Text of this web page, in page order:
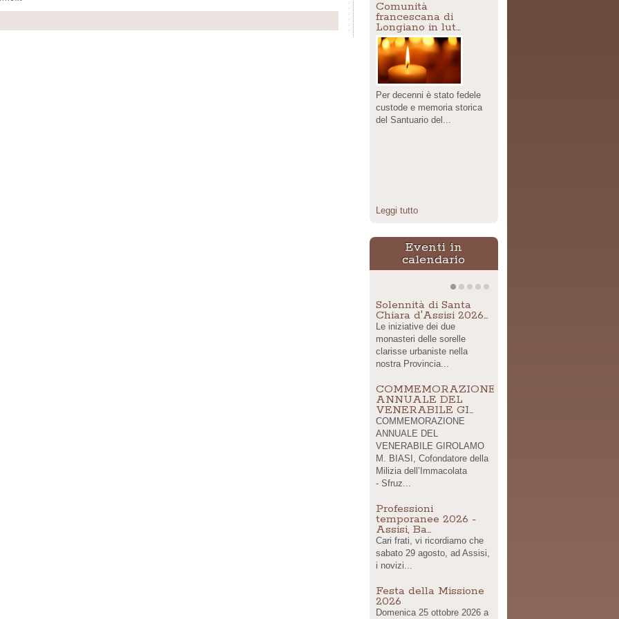
Share
Comunità
francescana di
Longiano in lut…
Per decenni è stato fedele
custode e memoria storica
del Santuario del...
Leggi tutto
Eventi in
calendario
Solennità di Santa
Chiara d'Assisi 2026…
Le iniziative dei due
monasteri delle sorelle
clarisse urbaniste nella
nostra Provincia...
COMMEMORAZIONE
ANNUALE DEL
VENERABILE GI…
COMMEMORAZIONE
ANNUALE DEL
VENERABILE GIROLAMO
M. BIASI, Cofondatore della
Milizia dell’Immacolata
- Sfruz...
Professioni
temporanee 2026 -
Assisi, Ba…
Cari frati, vi ricordiamo che
sabato 29 agosto, ad Assisi,
i novizi...
Festa della Missione
2026
Domenica 25 ottobre 2026 a